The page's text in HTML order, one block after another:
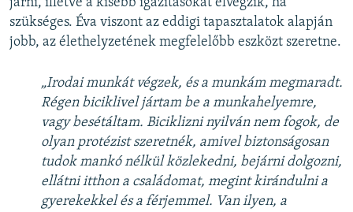
szükséges. Éva viszont az eddigi tapasztalatok alapján
jobb, az élethelyzetének megfelelőbb eszközt szeretne.
„Irodai munkát végzek, és a munkám megmaradt.
Régen biciklivel jártam be a munkahelyemre,
vagy besétáltam. Biciklizni nyilván nem fogok, de
olyan protézist szeretnék, amivel biztonságosan
tudok mankó nélkül közlekedni, bejárni dolgozni,
ellátni itthon a családomat, megint kirándulni a
gyerekekkel és a férjemmel. Van ilyen, a